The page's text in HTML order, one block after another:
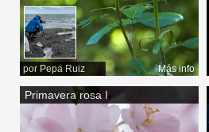
por Pepa Ruiz Más info
Primavera rosa I